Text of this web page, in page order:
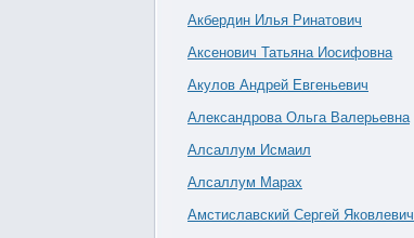
Акбердин Илья Ринатович
Аксенович Татьяна Иосифовна
Акулов Андрей Евгеньевич
Александрова Ольга Валерьевна
Алсаллум Исмаил
Алсаллум Марах
Амстиславский Сергей Яковлевич